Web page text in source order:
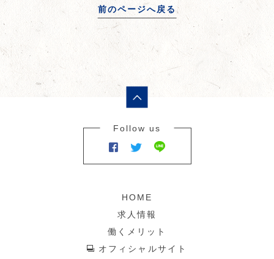
前のページへ戻る
Follow us
HOME
求人情報
働くメリット
オフィシャルサイト